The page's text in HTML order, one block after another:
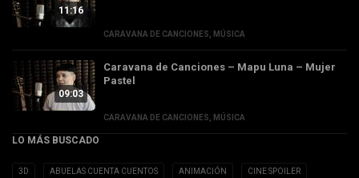
11:16
CARAVANA DE CANCIONES MÚSICA
09:03
Caravana de Canciones – Mapu Luna – Mujer
Pastel
CARAVANA DE CANCIONES MÚSICA
LO MÁS BUSCADO
3D ABUELAS CUENTA CUENTOS ANIMACIÓN CINE SPOILER